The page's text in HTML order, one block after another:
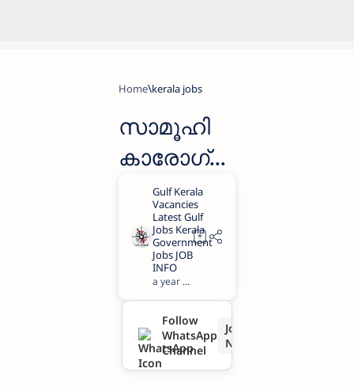
Home kerala jobs
സാമൂഹി
കാരോഗ്യ
കേന്ദ്രത്തി
ൽ
ക്ലീനിംഗ്
സ്റ്റാഫിനെ
ദിവസവേ
തനാടി
സ്ഥാനത്തി
a year ago
Follow
WhatsApp
Channel
Join
Now